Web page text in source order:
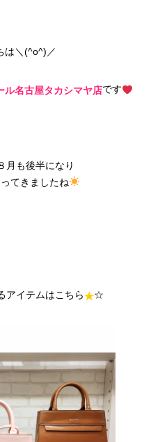
は＼(^o^)／
名古屋タカシマヤ店です
月も後半になり
てきましたね
アイテムはこちら★☆